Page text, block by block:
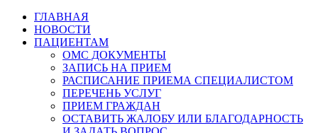
ГЛАВНАЯ
НОВОСТИ
ПАЦИЕНТАМ
ОМС ДОКУМЕНТЫ
ЗАПИСЬ НА ПРИЕМ
РАСПИСАНИЕ ПРИЕМА СПЕЦИАЛИСТОМ
ПЕРЕЧЕНЬ УСЛУГ
ПРИЕМ ГРАЖДАН
ОСТАВИТЬ ЖАЛОБУ ИЛИ БЛАГОДАРНОСТЬ